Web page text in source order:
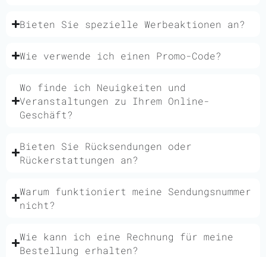
Bieten Sie spezielle Werbeaktionen an?
Wie verwende ich einen Promo-Code?
Wo finde ich Neuigkeiten und
Veranstaltungen zu Ihrem Online-
Geschäft?
Bieten Sie Rücksendungen oder
Rückerstattungen an?
Warum funktioniert meine Sendungsnummer
nicht?
Wie kann ich eine Rechnung für meine
Bestellung erhalten?